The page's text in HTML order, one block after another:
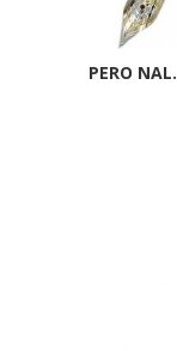
PERO